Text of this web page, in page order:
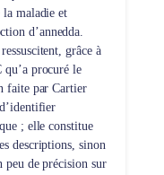
la maladie et
d’annedda.
grâce à
qu’a procuré le
faite par Cartier
; elle constitue
descriptions, sinon
de précision sur